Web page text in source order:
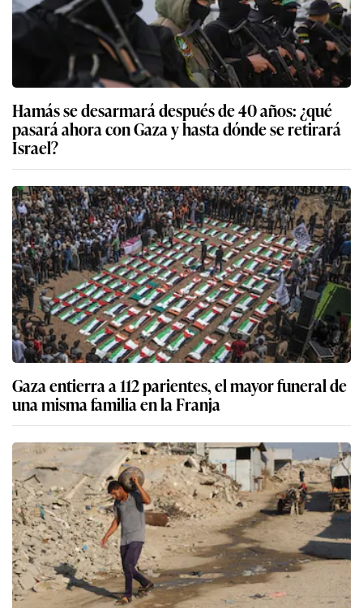
Hamás se desarmará después de 40 años: ¿qué
pasará ahora con Gaza y hasta dónde se retirará
Israel?
Gaza entierra a 112 parientes, el mayor funeral de
una misma familia en la Franja